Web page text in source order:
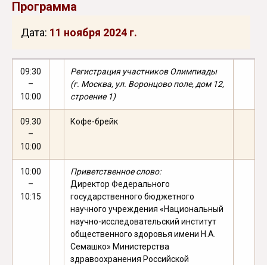
Программа
Дата: 11 ноября 2024 г.
09:30
–
10:00
Регистрация участников Олимпиады
(г. Москва, ул. Воронцово поле, дом 12,
строение 1)
09.30
–
10:00
Кофе-брейк
10:00
–
10:15
Приветственное слово:
Директор Федерального
государственного бюджетного
научного учреждения «Национальный
научно-исследовательский институт
общественного здоровья имени Н.А.
Семашко» Министерства
здравоохранения Российской